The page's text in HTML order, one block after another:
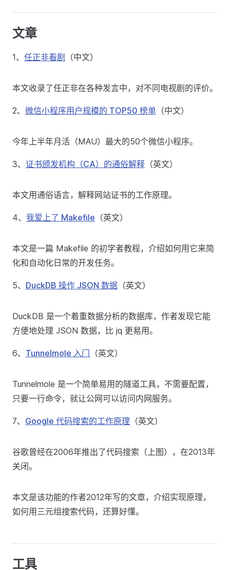
文章
1、 任正非看剧 （中文）
本文收录了任正非在各种发言中，对不同电视剧的评价。
2、 微信小程序用户规模的 TOP50 榜单 （中文）
今年上半年月活（MAU）最大的50个微信小程序。
3、 证书颁发机构（CA）的通俗解释 （英文）
本文用通俗语言，解释网站证书的工作原理。
4、 我爱上了 Makefile （英文）
本文是一篇 Makefile 的初学者教程，介绍如何用它来简
化和自动化日常的开发任务。
5、 DuckDB 操作 JSON 数据 （英文）
DuckDB 是一个着重数据分析的数据库，作者发现它能
方便地处理 JSON 数据，比 jq 更易用。
6、 Tunnelmole 入门 （英文）
Tunnelmole 是一个简单易用的隧道工具，不需要配置，
只要一行命令，就让公网可以访问内网服务。
7、 Google 代码搜索的工作原理 （英文）
谷歌曾经在2006年推出了代码搜索（上图），在2013年
关闭。
本文是该功能的作者2012年写的文章，介绍实现原理，
如何用三元组搜索代码，还算好懂。
工具